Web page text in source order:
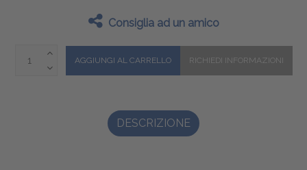
Consiglia ad un amico
DESCRIZIONE